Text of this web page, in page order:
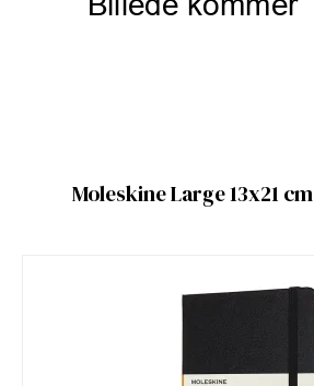
Moleskine Large 13x21 cm